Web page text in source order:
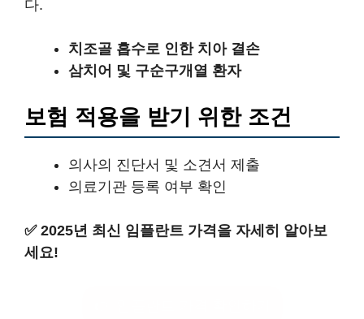
다.
치조골 흡수로 인한 치아 결손
삼치어 및 구순구개열 환자
보험 적용을 받기 위한 조건
의사의 진단서 및 소견서 제출
의료기관 등록 여부 확인
✅ 2025년 최신 임플란트 가격을 자세히 알아보
세요!